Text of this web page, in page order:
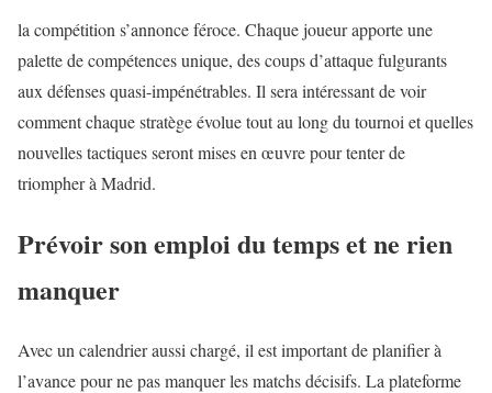
la compétition s’annonce féroce. Chaque joueur apporte une
palette de compétences unique, des coups d’attaque fulgurants
aux défenses quasi-impénétrables. Il sera intéressant de voir
comment chaque stratège évolue tout au long du tournoi et quelles
nouvelles tactiques seront mises en œuvre pour tenter de
triompher à Madrid.
Prévoir son emploi du temps et ne rien
manquer
Avec un calendrier aussi chargé, il est important de planifier à
l’avance pour ne pas manquer les matchs décisifs. La plateforme